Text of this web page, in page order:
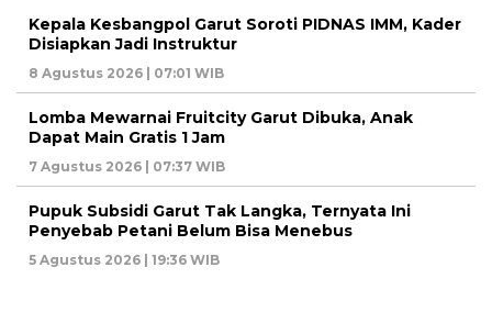
Kepala Kesbangpol Garut Soroti PIDNAS IMM, Kader
Disiapkan Jadi Instruktur
8 Agustus 2026 | 07:01 WIB
Lomba Mewarnai Fruitcity Garut Dibuka, Anak
Dapat Main Gratis 1 Jam
7 Agustus 2026 | 07:37 WIB
Pupuk Subsidi Garut Tak Langka, Ternyata Ini
Penyebab Petani Belum Bisa Menebus
5 Agustus 2026 | 19:36 WIB